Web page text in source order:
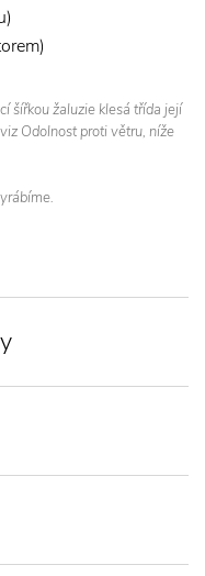
šířkou žaluzie klesá třída její
Odolnost proti větru, níže